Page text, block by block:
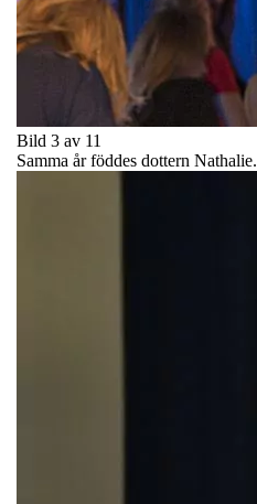
Bild 3 av 11
Samma år föddes dottern Nathalie.